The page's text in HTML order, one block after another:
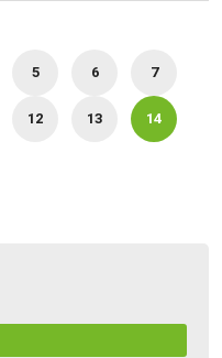
5 6 7
12 13 14